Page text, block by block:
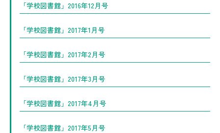
「学校図書館」2016年12月号
「学校図書館」2017年1月号
「学校図書館」2017年2月号
「学校図書館」2017年3月号
「学校図書館」2017年4月号
「学校図書館」2017年5月号